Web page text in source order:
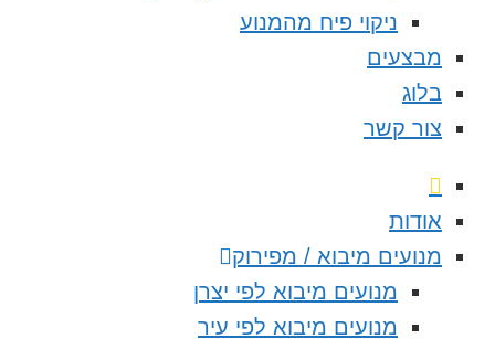
ניקוי פיח מהמנוע
מבצעים
בלוג
צור קשר
אודות
מנועים מיבוא / מפירוק
מנועים מיבוא לפי יצרן
מנועים מיבוא לפי עיר